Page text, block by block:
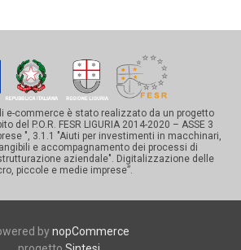
e-commerce è stato realizzato da un progetto
del P.O.R. FESR LIGURIA 2014-2020 – ASSE 3
", 3.1.1 "Aiuti per investimenti in macchinari,
e accompagnamento dei processi di
aziendale". Digitalizzazione delle
piccole e medie imprese”.
bynopCommerce